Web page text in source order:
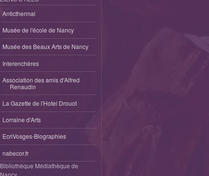
Anticthermal
Musée de l'école de Nancy
Musée des Beaux Arts de Nancy
Interenchères
Association des amis d'Alfred
Renaudin
La Gazette de l'Hotel Drouot
Lorraine d'Arts
EcriVosges-Biographies
nabecor.fr
Bibliothèque Médiathèque de